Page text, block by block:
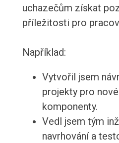
uchazečům získat
příležitosti pro
Například:
Vytvořil jsem
projekty pro
komponenty.
Vedl jsem tým
navrhování a